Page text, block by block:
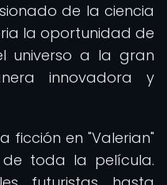
de la ciencia
la oportunidad de
universo a la gran
innovadora y
ficción en "Valerian"
toda la película.